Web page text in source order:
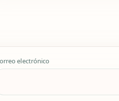
electrónico